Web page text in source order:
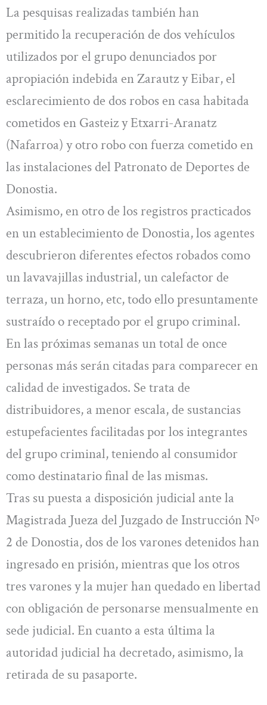
La pesquisas realizadas también han
permitido la recuperación de dos vehículos
utilizados por el grupo denunciados por
apropiación indebida en Zarautz y Eibar, el
esclarecimiento de dos robos en casa habitada
cometidos en Gasteiz y Etxarri-Aranatz
(Nafarroa) y otro robo con fuerza cometido en
las instalaciones del Patronato de Deportes de
Donostia.
Asimismo, en otro de los registros practicados
en un establecimiento de Donostia, los agentes
descubrieron diferentes efectos robados como
un lavavajillas industrial, un calefactor de
terraza, un horno, etc, todo ello presuntamente
sustraído o receptado por el grupo criminal.
En las próximas semanas un total de once
personas más serán citadas para comparecer en
calidad de investigados. Se trata de
distribuidores, a menor escala, de sustancias
estupefacientes facilitadas por los integrantes
del grupo criminal, teniendo al consumidor
como destinatario final de las mismas.
Tras su puesta a disposición judicial ante la
Magistrada Jueza del Juzgado de Instrucción Nº
2 de Donostia, dos de los varones detenidos han
ingresado en prisión, mientras que los otros
tres varones y la mujer han quedado en libertad
con obligación de personarse mensualmente en
sede judicial. En cuanto a esta última la
autoridad judicial ha decretado, asimismo, la
retirada de su pasaporte.